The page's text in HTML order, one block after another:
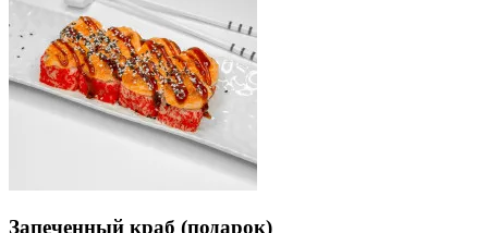
Запеченный краб (подарок)